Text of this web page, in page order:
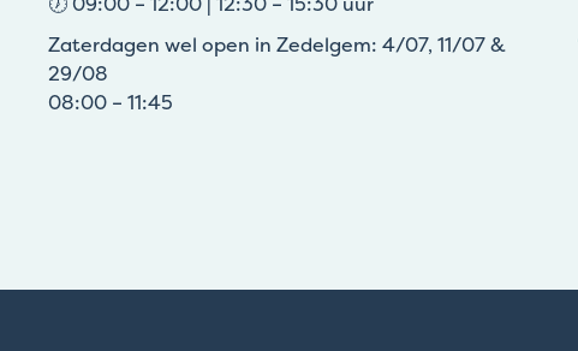
Zaterdagen wel open in Zedelgem: 4/07, 11/07 &
29/08
08:00 – 11:45